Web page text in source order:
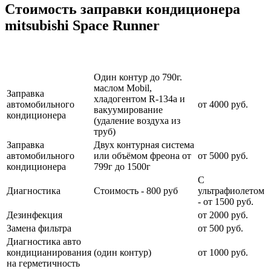
Стоимость заправки кондиционера
mitsubishi Space Runner
Заправка
автомобильного
кондиционера
Один контур до 790г.
маслом Mobil,
хладогентом R-134a и
вакуумирование
(удаление воздуха из
труб)
от 4000 руб.
Заправка
автомобильного
кондиционера
Двух контурная система
или объёмом фреона от
799г до 1500г
от 5000 руб.
Диагностика Стоимость - 800 руб
С
ультрафиолетом
- от 1500 руб.
Дезинфекция
от 2000 руб.
Замена фильтра
от 500 руб.
Диагностика авто
кондицианирования
на герметичность
(один контур) от 1000 руб.